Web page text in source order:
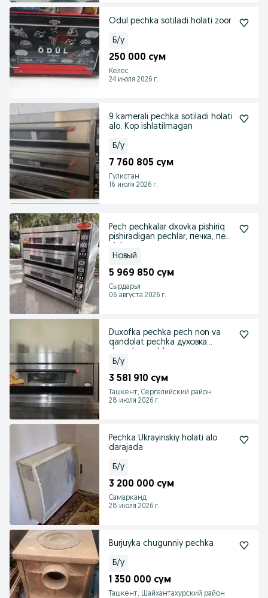
Odul pechka sotiladi holati zoor
Б/у
250 000 сум
Келес
24 июля 2026 г.
9 kamerali pechka sotiladi holati
alo. Kop ishlatilmagan
Б/у
7 760 805 сум
Гулистан
16 июля 2026 г.
Pech pechkalar dxovka pishiriq
pishiradigan pechlar, печка, печ,
Новый
5 969 850 сум
Сырдарья
06 августа 2026 г.
Duxofka pechka pech non va
qandolat pechka духовка
Б/у
3 581 910 сум
Ташкент, Сергелийский район
28 июля 2026 г.
Pechka Ukrayinskiy holati alo
darajada
Б/у
3 200 000 сум
Самарканд
28 июля 2026 г.
Burjuyka chugunniy pechka
Б/у
1 350 000 сум
Ташкент, Шайхантахурский район